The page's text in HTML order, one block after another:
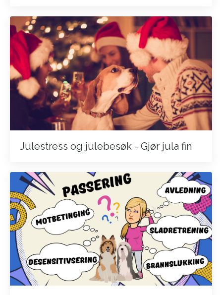
Julestress og julebesøk - Gjør jula fin